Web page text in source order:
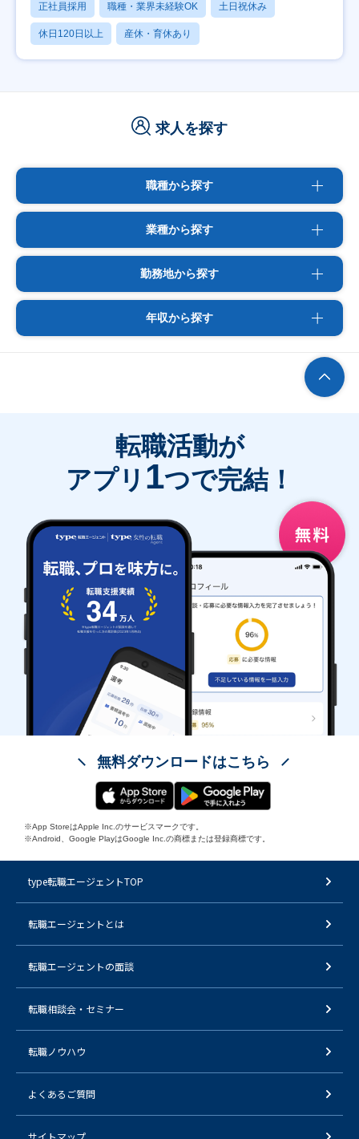
正社員採用 職種・業界未経験OK 土日祝休み
休日120日以上 産休・育休あり
求人を探す
職種から探す
業種から探す
勤務地から探す
年収から探す
転職活動が
アプリ 1つで完結！
無料ダウンロードはこちら
※App StoreはApple Inc.のサービスマークです。
※Android、Google PlayはGoogle Inc.の商標または登録商標です。
type転職エージェントTOP
転職エージェントとは
転職エージェントの面談
転職相談会・セミナー
転職ノウハウ
よくあるご質問
サイトマップ